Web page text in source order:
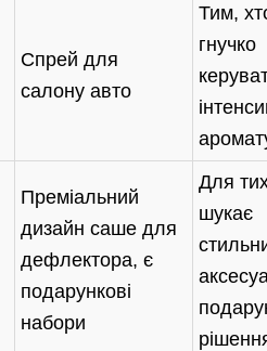
Спрей для
салону авто
Тим,
гнучко
Преміальний
дизайн саше для
дефлектора, є
подарункові
набори
Для
шукає